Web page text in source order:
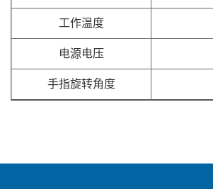
工作温度
电源电压
手指旋转角度